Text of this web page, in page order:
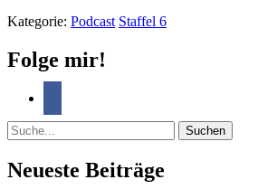
Kategorie: Podcast Staffel 6
Folge mir!
Suche
Neueste Beiträge